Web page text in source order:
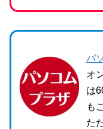
パ
オ
は
も
た